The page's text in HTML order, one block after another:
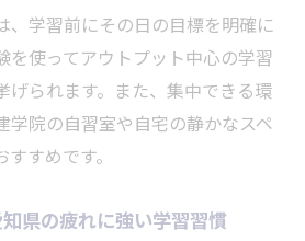
、学習前にその日の目標を明確に
を使ってアウトプット中心の学習
げられます。また、集中できる環
学院の自習室や自宅の静かなスペ
すめです。
県の疲れに強い学習習慣